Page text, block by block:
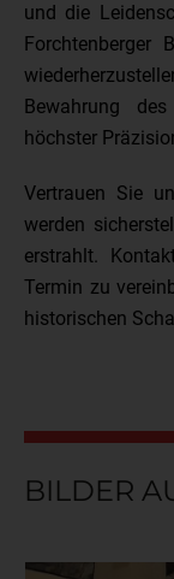
und die
Forchtenberger
Bewahrung
höchster
Vertrauen Sie
werden
erstrahlt.
Termin zu
historischen
BILDER